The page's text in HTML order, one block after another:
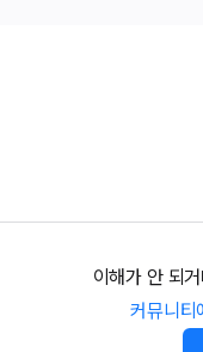
이해가 안 되
커뮤니티